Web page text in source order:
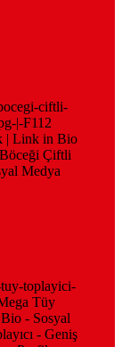
ciftli-
|-F112
| Link in Bio
Çiftli
Medya
toplayici-
Tüy
- Sosyal
- Geniş